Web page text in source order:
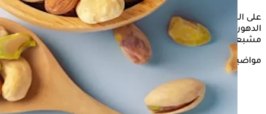
على الرغم من أن المكسرات غنية بالدهون وتحتوي على بعض
الدهون المشبعة، إلا أنها تحتوي بشكل أساسي على "دهون غير
مشبعة" صحية.
مواضيع ذات صلة